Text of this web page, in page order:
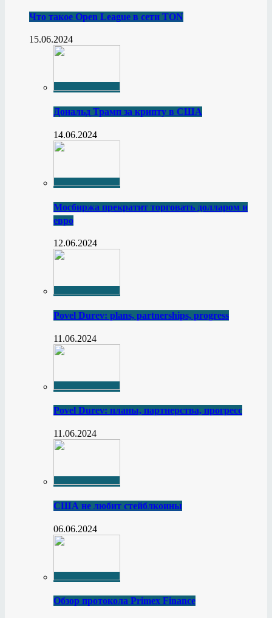
Что такое Open League в сети TON
15.06.2024
Дональд Трамп за крипту в США
14.06.2024
Мосбиржа прекратит торговать долларом и
евро
12.06.2024
Povel Durev: plans, partnerships, progress
11.06.2024
Povel Durev: планы, партнерства, прогресс
11.06.2024
США не любит стейблкоины
06.06.2024
Обзор протокола Primex Finance